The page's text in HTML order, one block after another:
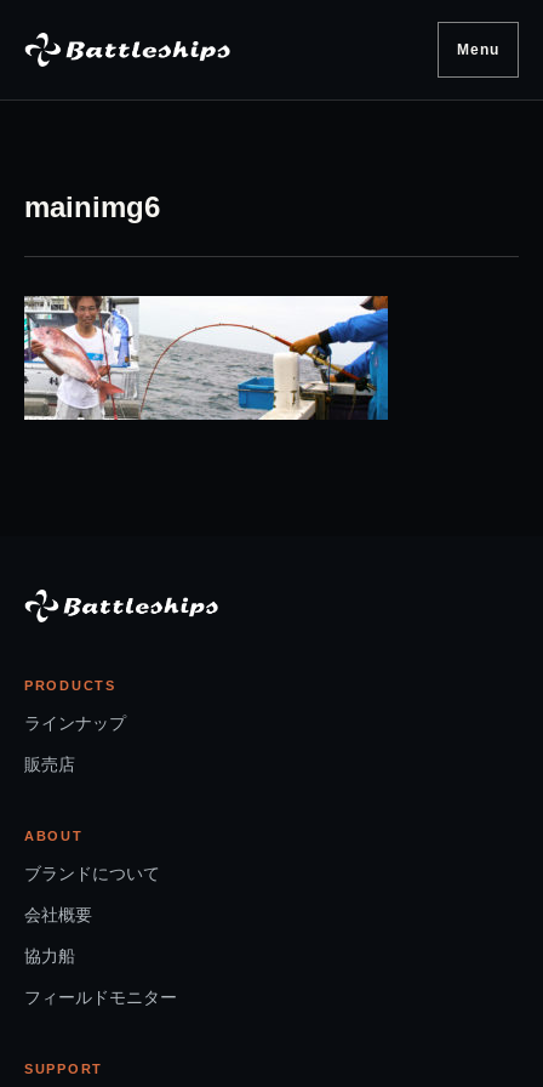
Menu
mainimg6
PRODUCTS
ラインナップ
販売店
ABOUT
ブランドについて
会社概要
協力船
フィールドモニター
SUPPORT